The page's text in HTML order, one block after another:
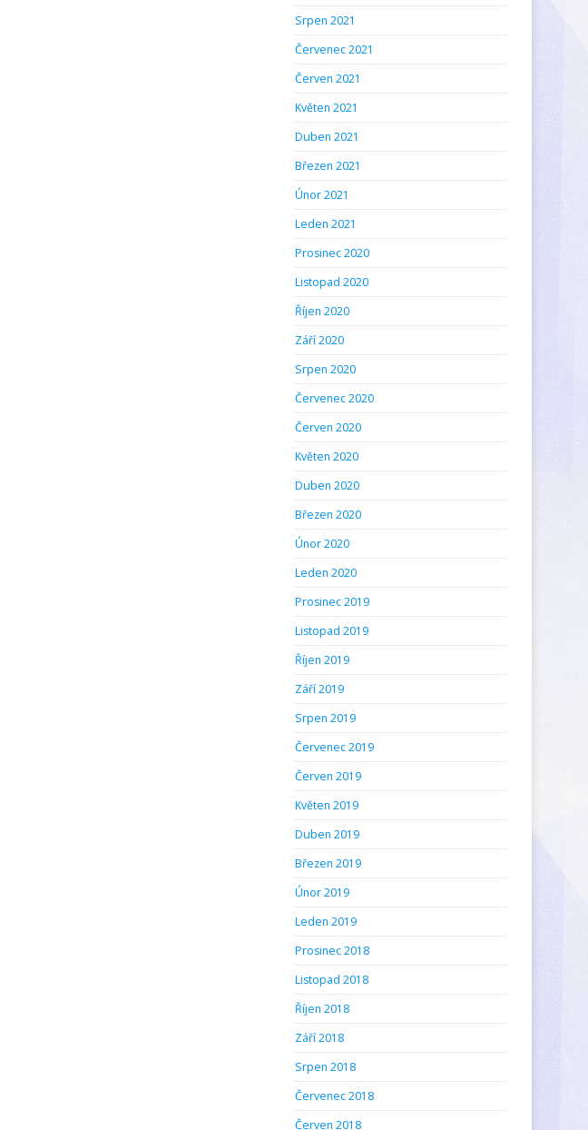
Srpen 2021
Červenec 2021
Červen 2021
Květen 2021
Duben 2021
Březen 2021
Únor 2021
Leden 2021
Prosinec 2020
Listopad 2020
Říjen 2020
Září 2020
Srpen 2020
Červenec 2020
Červen 2020
Květen 2020
Duben 2020
Březen 2020
Únor 2020
Leden 2020
Prosinec 2019
Listopad 2019
Říjen 2019
Září 2019
Srpen 2019
Červenec 2019
Červen 2019
Květen 2019
Duben 2019
Březen 2019
Únor 2019
Leden 2019
Prosinec 2018
Listopad 2018
Říjen 2018
Září 2018
Srpen 2018
Červenec 2018
Červen 2018